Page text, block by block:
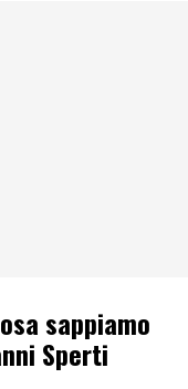
sappiamo
Sperti